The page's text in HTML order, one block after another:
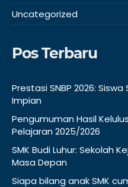
Uncategorized
Pos Terbaru
Prestasi SNBP 2026: Siswa
Impian
Pengumuman Hasil
Pelajaran 2025/2026
SMK Budi Luhur: Sekolah
Masa Depan
Siapa bilang anak SMK